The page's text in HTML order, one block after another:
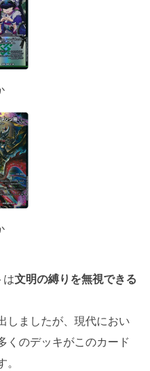
は文明の縛りを無視できる
しましたが、現代におい
くのデッキがこのカード